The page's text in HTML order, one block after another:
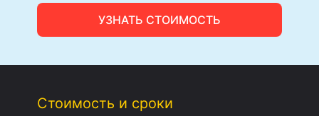
УЗНАТЬ СТОИМОСТЬ
Стоимость и сроки